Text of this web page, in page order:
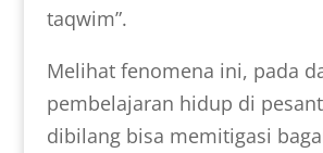
taqwim”.
Melihat fenomena ini, pada
pembelajaran hidup di
dibilang bisa memitigasi